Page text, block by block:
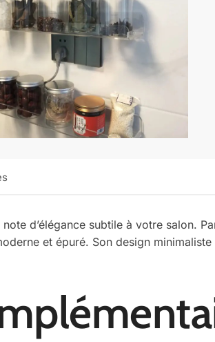
d’élégance subtile à votre salon.
et épuré. Son design